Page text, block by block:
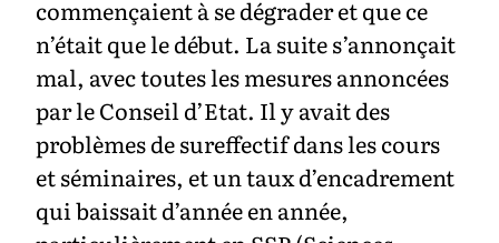
commençaient à se dégrader et que ce
n’était que le début. La suite s’annonçait
mal, avec toutes les mesures annoncées
par le Conseil d’Etat. Il y avait des
problèmes de sureffectif dans les cours
et séminaires, et un taux d’encadrement
qui baissait d’année en année,